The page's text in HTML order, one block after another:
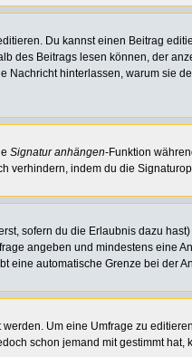
Du kannst einen Beitrag
Beitrags lesen können, der
hinterlassen, warum sie
Signatur anhängen-Funktion
verhindern, indem du die
sofern du die Erlaubnis dazu
angeben und mindestens eine
automatische Grenze bei der
Um eine Umfrage zu
schon jemand mit gestimmt